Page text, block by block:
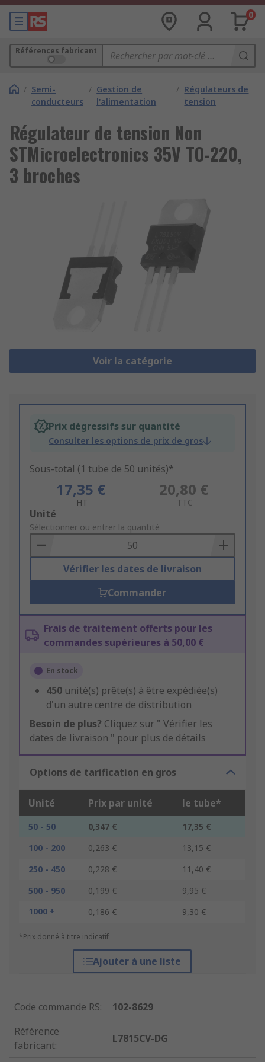
0
Références fabricant
/ Semi-
conducteurs
/ Gestion de
l'alimentation
/ Régulateurs de
tension
Régulateur de tension Non
STMicroelectronics 35V TO-220,
3 broches
Voir la catégorie
Prix dégressifs sur quantité
Consulter les options de prix de gros
Sous-total (1 tube de 50 unités)*
17,35 €
HT
20,80 €
TTC
Add
to
Basket
Unité
Sélectionner ou entrer la quantité
Vérifier les dates de livraison
Commander
Frais de traitement offerts pour les
commandes supérieures à 50,00 €
En stock
450 unité(s) prête(s) à être expédiée(s)
d'un autre centre de distribution
Besoin de plus? Cliquez sur " Vérifier les
dates de livraison " pour plus de détails
Options de tarification en gros
Unité Prix par unité le tube*
50 - 50 0,347 €
17,35 €
100 - 200
0,263 €
13,15 €
250 - 450
0,228 €
11,40 €
500 - 950
0,199 €
9,95 €
1000 +
0,186 € 9,30 €
*Prix donné à titre indicatif
Ajouter à une liste
Code commande RS:
102-8629
Référence
fabricant:
L7815CV-DG